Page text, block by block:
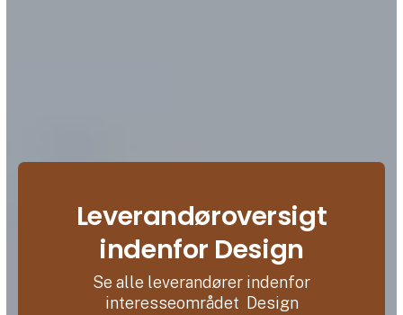
Leverandøroversigt
indenfor Design
Se alle leverandører indenfor
interesseområdet Design